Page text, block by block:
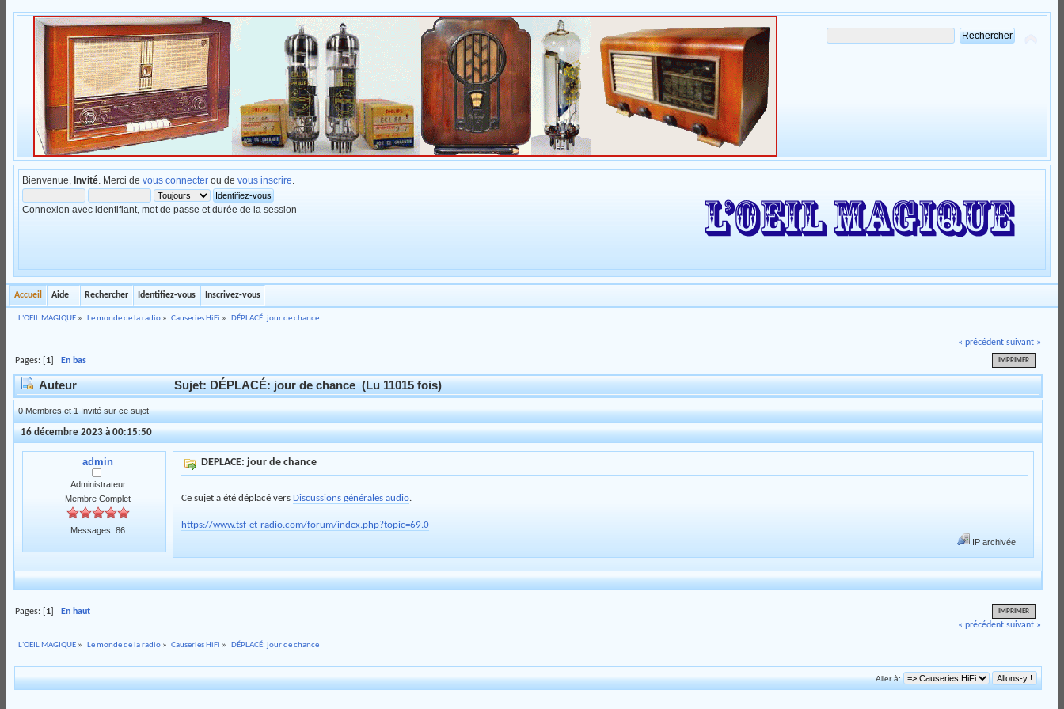
Bienvenue, Invité. Merci de vous connecterou de vous inscrire
Connexion avec identifiant, mot de passe et durée de la session
Accueil Aide Rechercher Identifiez-vous Inscrivez-vous
L'OEIL MAGIQUE » Le monde de la radio» Causeries HiFi » DÉPLACÉ: jour de chance
« précédent suivant »
IMPRIMER
Pages: [ 1 En bas
Auteur Sujet: DÉPLACÉ: jour de chance (Lu 11015 fois)
0 Membres et 1 Invité sur ce sujet
16 décembre 2023 à 00:15:50
admin
Administrateur
Membre Complet
Messages: 86
DÉPLACÉ: jour de chance
Ce sujet a été déplacé vers Discussions générales audio.
https://www.tsf-et-radio.com/forum/index.php?topic=69.0
IP archivée
IMPRIMER
Pages: [ 1
En haut
« précédent suivant »
L'OEIL MAGIQUE » Le monde de la radio» Causeries HiFi » DÉPLACÉ: jour de chance
Aller à: